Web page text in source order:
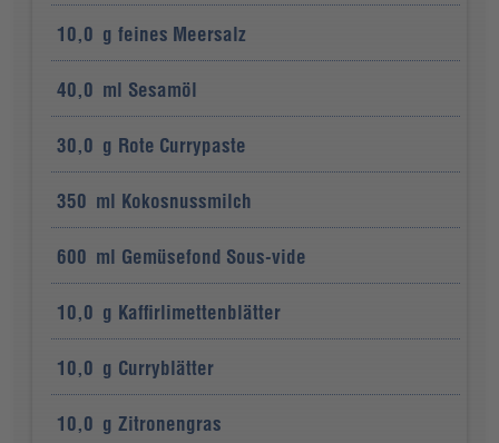
10,0 g feines Meersalz
40,0 ml Sesamöl
30,0 g Rote Currypaste
350 ml Kokosnussmilch
600 ml Gemüsefond Sous-vide
10,0 g Kaffirlimettenblätter
10,0 g Curryblätter
10,0 g Zitronengras